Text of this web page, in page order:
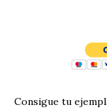
Consigue tu